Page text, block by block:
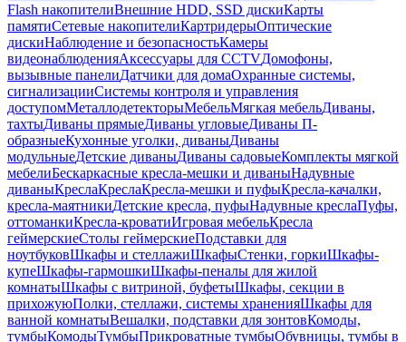
Flash накопителиВнешние HDD, SSD дискиКарты
памятиСетевые накопителиКартридерыОптические
дискиНаблюдение и безопасностьКамеры
видеонаблюденияАксессуары для CCTVДомофоны,
вызывные панелиДатчики для домаОхранные системы,
сигнализацииСистемы контроля и управления
доступомМеталлодетекторыМебельМягкая мебельДиваны,
тахтыДиваны прямыеДиваны угловыеДиваны П-
образныеКухонные уголки, диваныДиваны
модульныеДетские диваныДиваны садовыеКомплекты мягкой
мебелиБескаркасные кресла-мешки и диваныНадувные
диваныКреслаКреслаКресла-мешки и пуфыКресла-качалки,
кресла-маятникиДетские кресла, пуфыНадувные креслаПуфы,
оттоманкиКресла-кроватиИгровая мебельКресла
геймерскиеСтолы геймерскиеПодставки для
ноутбуковШкафы и стеллажиШкафыСтенки, горкиШкафы-
купеШкафы-гармошкиШкафы-пеналы для жилой
комнатыШкафы с витриной, буфетыШкафы, секции в
прихожуюПолки, стеллажи, системы храненияШкафы для
ванной комнатыВешалки, подставки для зонтовКомоды,
тумбыКомодыТумбыПрикроватные тумбыОбувницы, тумбы в